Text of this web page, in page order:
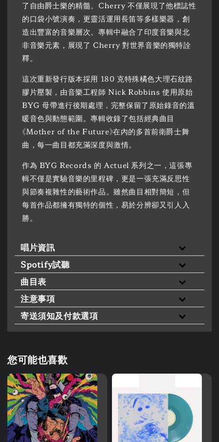
了自由爵士樂的精髓。Cherry 不僅展現了他標誌性
的口袋小號演奏，更靈活運用長笛等多樣樂器，創
造出豐富的音樂層次。專輯中融合了印度音樂與北
非音樂元素，展現了 Cherry 對世界音樂的獨特詮
釋。
這次重新發行版本採用 180 克特殊橘色大理石紋路
膠片壓製，由音樂工程師 Nick Robbins 使用原始
BYG 母帶進行後期處理，完整保留了原始錄音的溫
暖音色與動態範圍。專輯收錄了包括經典曲目
《Mother of the Future》在內的多首前衛爵士舞
曲，每一曲目都充滿深度與激情。
作為 BYG Records 的 Actuel 系列之一，這張專
輯不僅是實驗音樂的里程碑，更是一張充滿反思性
與節奏複雜性的藝術作品。雖然曲目相對簡短，但
每首作品都擁有獨特的個性，易於分辨卻又引人入
勝。
唱片資訊
Spotify試聽
曲目表
注意事項
寄送須知及付款選項
您可能也喜歡